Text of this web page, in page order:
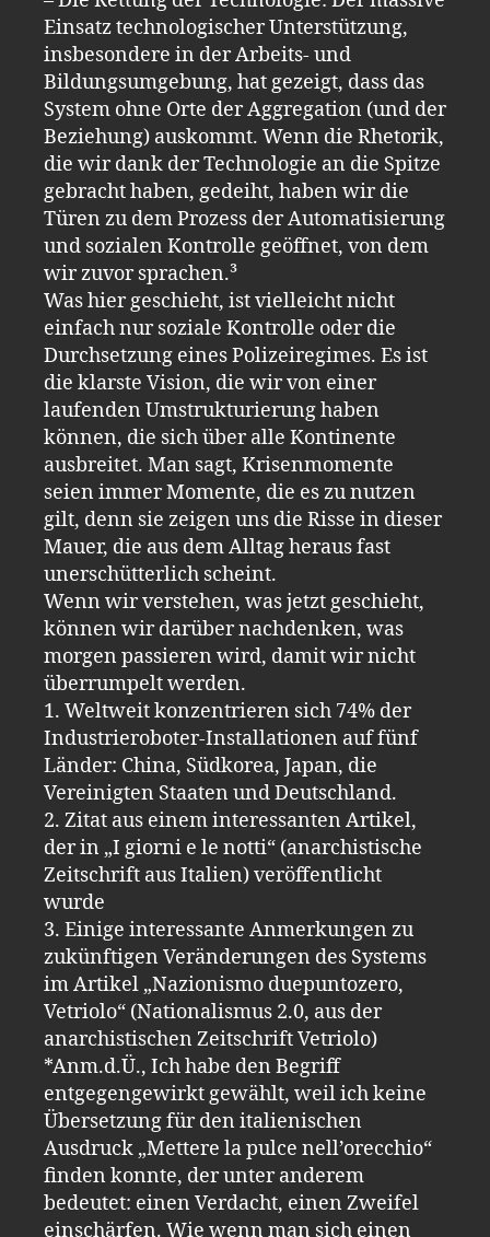
Einsatz technologischer Unterstützung,
insbesondere in der Arbeits- und
Bildungsumgebung, hat gezeigt, dass das
System ohne Orte der Aggregation (und der
Beziehung) auskommt. Wenn die Rhetorik,
die wir dank der Technologie an die Spitze
gebracht haben, gedeiht, haben wir die
Türen zu dem Prozess der Automatisierung
und sozialen Kontrolle geöffnet, von dem
wir zuvor sprachen.³
Was hier geschieht, ist vielleicht nicht
einfach nur soziale Kontrolle oder die
Durchsetzung eines Polizeiregimes. Es ist
die klarste Vision, die wir von einer
laufenden Umstrukturierung haben
können, die sich über alle Kontinente
ausbreitet. Man sagt, Krisenmomente
seien immer Momente, die es zu nutzen
gilt, denn sie zeigen uns die Risse in dieser
Mauer, die aus dem Alltag heraus fast
unerschütterlich scheint.
Wenn wir verstehen, was jetzt geschieht,
können wir darüber nachdenken, was
morgen passieren wird, damit wir nicht
überrumpelt werden.
1. Weltweit konzentrieren sich 74% der
Industrieroboter-Installationen auf fünf
Länder: China, Südkorea, Japan, die
Vereinigten Staaten und Deutschland.
2. Zitat aus einem interessanten Artikel,
der in „I giorni e le notti“ (anarchistische
Zeitschrift aus Italien) veröffentlicht
wurde
3. Einige interessante Anmerkungen zu
zukünftigen Veränderungen des Systems
im Artikel „Nazionismo duepuntozero,
Vetriolo“ (Nationalismus 2.0, aus der
anarchistischen Zeitschrift Vetriolo)
*Anm.d.Ü., Ich habe den Begriff
entgegengewirkt gewählt, weil ich keine
Übersetzung für den italienischen
Ausdruck „Mettere la pulce nell’orecchio“
finden konnte, der unter anderem
bedeutet: einen Verdacht, einen Zweifel
einschärfen. Wie wenn man sich einen